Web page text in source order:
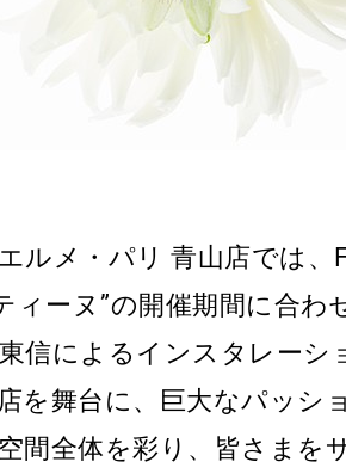
季節の商品
Produits de saison
ルメ・パリ 青山店では、
ィーヌ”の開催期間に合わ
信によるインスタレーシ
を舞台に、巨大なパッシ
間全体を彩り、皆さまを